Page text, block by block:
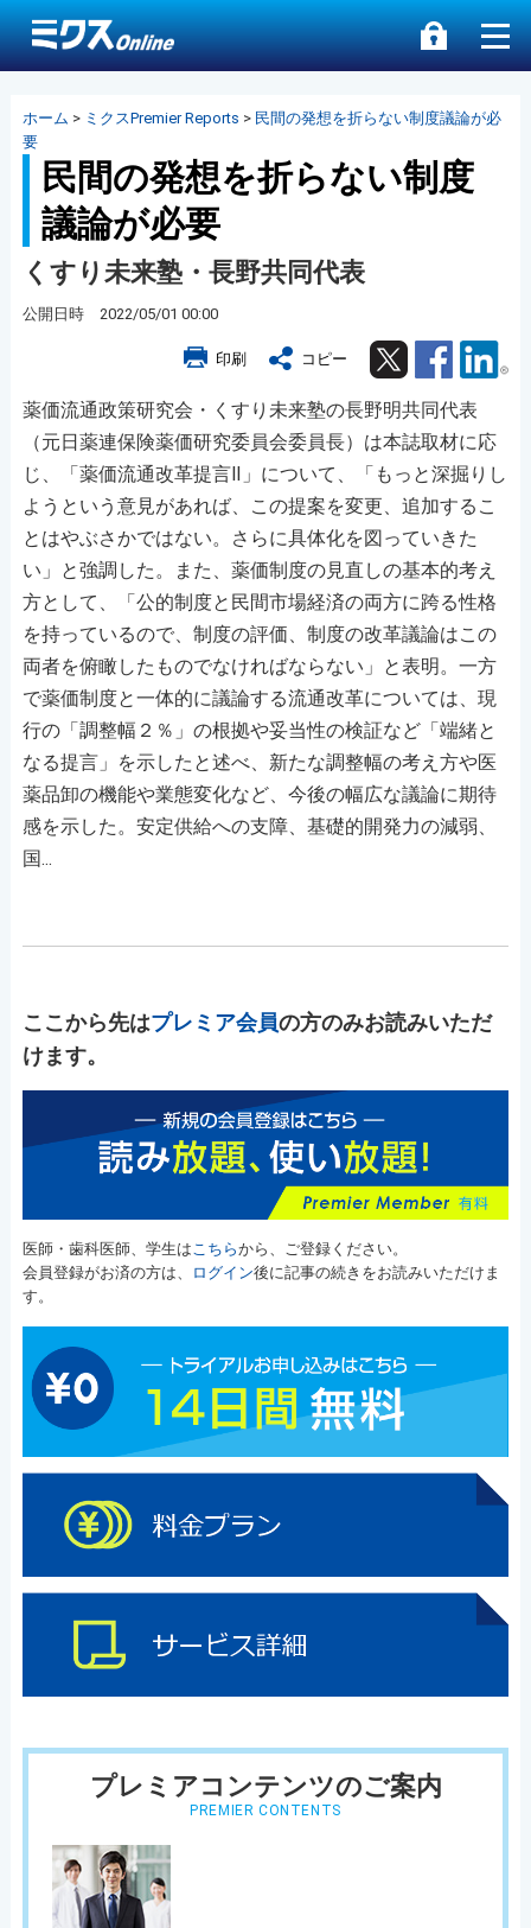
ホーム > ミクスPremier Reports > 民間の発想を折らない制度議論が必
要
民間の発想を折らない制度
議論が必要
くすり未来塾・長野共同代表
公開日時 2022/05/01 00:00
印刷 コピー Twitter Facebook
薬価流通政策研究会・くすり未来塾の長野明共同代表
（元日薬連保険薬価研究委員会委員長）は本誌取材に応
じ、「薬価流通改革提言Ⅱ」について、「もっと深掘りし
ようという意見があれば、この提案を変更、追加するこ
とはやぶさかではない。さらに具体化を図っていきた
い」と強調した。また、薬価制度の見直しの基本的考え
方として、「公的制度と民間市場経済の両方に跨る性格
を持っているので、制度の評価、制度の改革議論はこの
両者を俯瞰したものでなければならない」と表明。一方
で薬価制度と一体的に議論する流通改革については、現
行の「調整幅２％」の根拠や妥当性の検証など「端緒と
なる提言」を示したと述べ、新たな調整幅の考え方や医
薬品卸の機能や業態変化など、今後の幅広な議論に期待
感を示した。安定供給への支障、基礎的開発力の減弱、
国...
ここから先はプレミア会員の方のみお読みいただ
けます。
医師・歯科医師、学生はこちらから、ご登録ください。
会員登録がお済の方は、
ログイン後に記事の続きをお読みいただけま
す。
プレミアコンテンツのご案内
PREMIER CONTENTS